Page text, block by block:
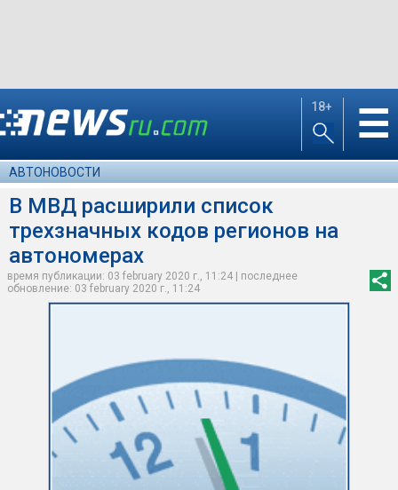
18+ ☰
АВТОНОВОСТИ
В МВД расширили список
трехзначных кодов регионов на
автономерах
время публикации: 03 february 2020 г., 11:24 | последнее
обновление: 03 february 2020 г., 11:24